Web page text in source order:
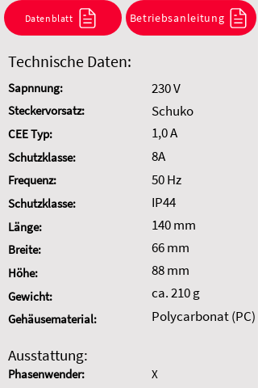
Kombination anzufragen.
Datenblatt Betriebsanleitung
Technische Daten:
Sapnnung:
Steckervorsatz:
CEE Typ:
Schutzklasse:
Frequenz:
Schutzklasse:
Länge:
Breite:
Höhe:
Gewicht:
Gehäusematerial:
230 V
Schuko
1,0 A
8A
50 Hz
IP44
140 mm
66 mm
88 mm
ca. 210 g
Polycarbonat (PC)
Ausstattung:
Phasenwender:
X